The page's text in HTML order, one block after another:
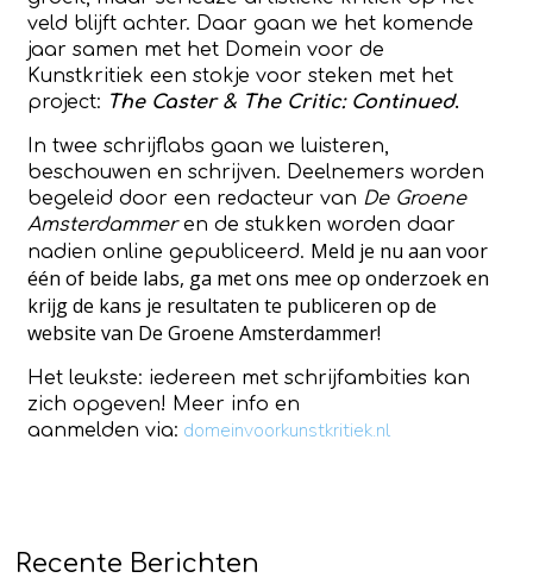
veld blijft achter. Daar gaan we het komende
jaar samen met het Domein voor de
Kunstkritiek een stokje voor steken met het
project: The Caster & The Critic: Continued.
In twee schrijflabs gaan we luisteren,
beschouwen en schrijven. Deelnemers worden
begeleid door een redacteur van De Groene
Amsterdammeren de stukken worden daar
nadien online gepubliceerd. Meld je nu aan voor
één of beide labs, ga met ons mee op onderzoek en
krijg de kans je resultaten te publiceren op de
website van De Groene Amsterdammer!
Het leukste: iedereen met schrijfambities kan
zich opgeven! Meer info en
aanmelden via: domeinvoorkunstkritiek.nl
Recente Berichten